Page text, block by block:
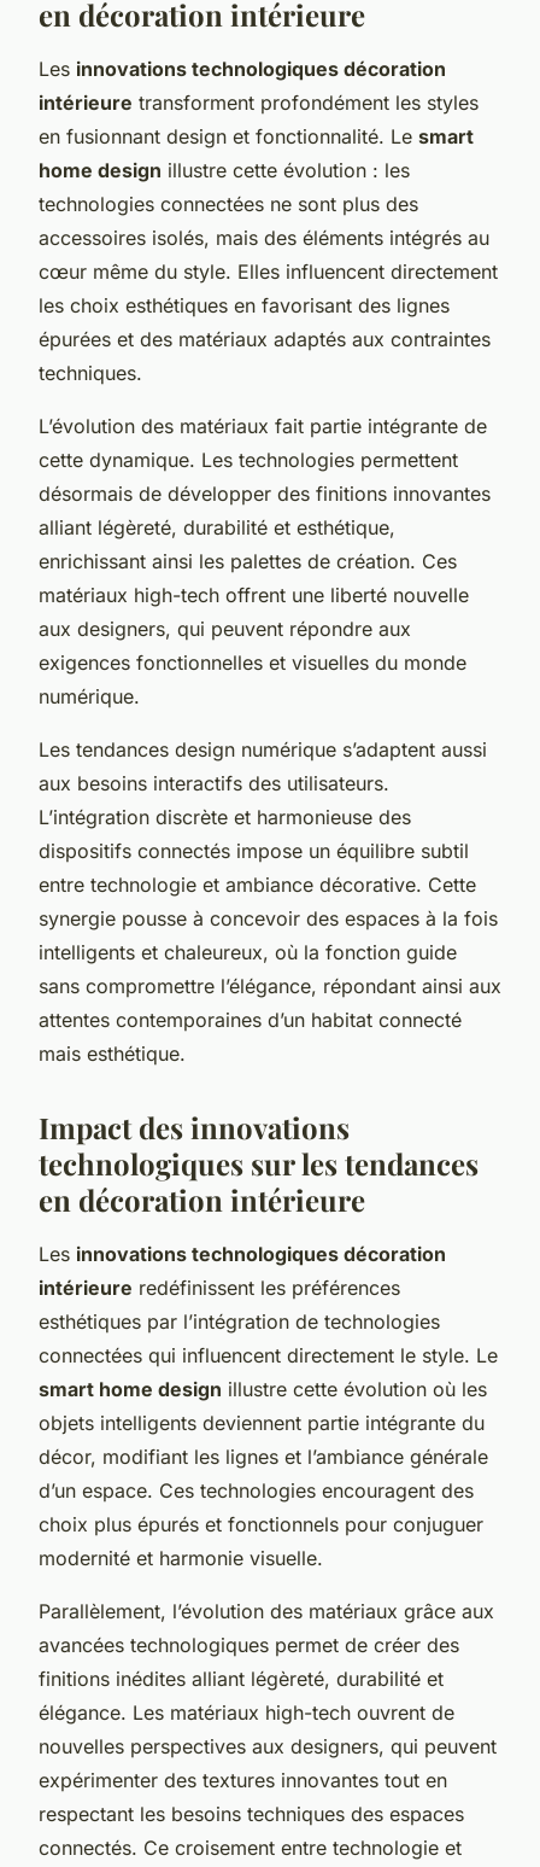
en décoration intérieure
Les innovations technologiques décoration
intérieure transforment profondément les styles
en fusionnant design et fonctionnalité. Le smart
home design illustre cette évolution : les
technologies connectées ne sont plus des
accessoires isolés, mais des éléments intégrés au
cœur même du style. Elles influencent directement
les choix esthétiques en favorisant des lignes
épurées et des matériaux adaptés aux contraintes
techniques.
L’évolution des matériaux fait partie intégrante de
cette dynamique. Les technologies permettent
désormais de développer des finitions innovantes
alliant légèreté, durabilité et esthétique,
enrichissant ainsi les palettes de création. Ces
matériaux high-tech offrent une liberté nouvelle
aux designers, qui peuvent répondre aux
exigences fonctionnelles et visuelles du monde
numérique.
Les tendances design numérique s’adaptent aussi
aux besoins interactifs des utilisateurs.
L’intégration discrète et harmonieuse des
dispositifs connectés impose un équilibre subtil
entre technologie et ambiance décorative. Cette
synergie pousse à concevoir des espaces à la fois
intelligents et chaleureux, où la fonction guide
sans compromettre l’élégance, répondant ainsi aux
attentes contemporaines d’un habitat connecté
mais esthétique.
Impact des innovations
technologiques sur les tendances
en décoration intérieure
Les innovations technologiques décoration
intérieure redéfinissent les préférences
esthétiques par l’intégration de technologies
connectées qui influencent directement le style. Le
smart home design illustre cette évolution où les
objets intelligents deviennent partie intégrante du
décor, modifiant les lignes et l’ambiance générale
d’un espace. Ces technologies encouragent des
choix plus épurés et fonctionnels pour conjuguer
modernité et harmonie visuelle.
Parallèlement, l’évolution des matériaux grâce aux
avancées technologiques permet de créer des
finitions inédites alliant légèreté, durabilité et
élégance. Les matériaux high-tech ouvrent de
nouvelles perspectives aux designers, qui peuvent
expérimenter des textures innovantes tout en
respectant les besoins techniques des espaces
connectés. Ce croisement entre technologie et